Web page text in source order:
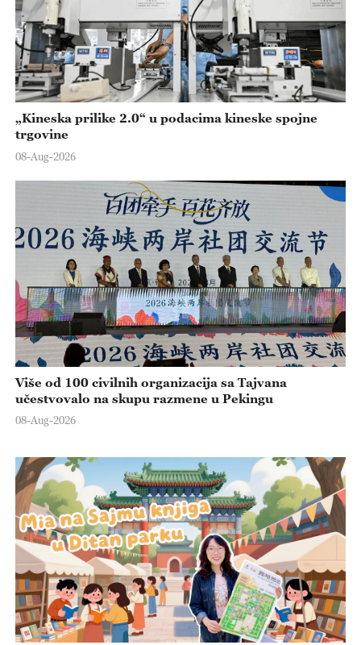
„Kineska prilike 2.0“ u podacima kineske spojne
trgovine
08-Aug-2026
Više od 100 civilnih organizacija sa Tajvana
učestvovalo na skupu razmene u Pekingu
08-Aug-2026